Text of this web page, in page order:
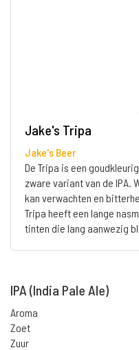
Jake's Tripa
Jake's Beer
De Tripa is een
zware variant van de IPA.
kan verwachten en
Tripa heeft een lange
tinten die lang aanwezig
IPA (India Pale Ale)
Aroma
Zoet
Zuur